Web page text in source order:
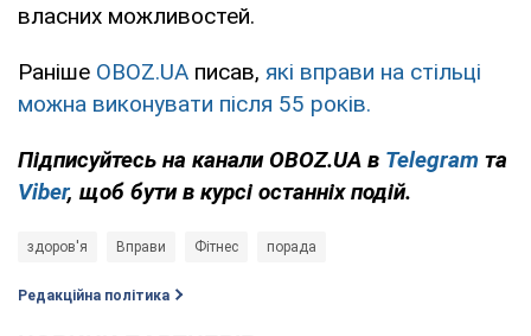
власних можливостей.
Раніше OBOZ.UA писав, які вправи на стільці
можна виконувати після 55 років.
Підписуйтесь на канали OBOZ.UA в Telegram та
Viber, щоб бути в курсі останніх подій.
здоров'я Вправи Фітнес порада
Редакційна політика